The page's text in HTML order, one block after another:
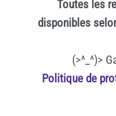
Toutes les
disponibles
(>^_^)>
Politique de